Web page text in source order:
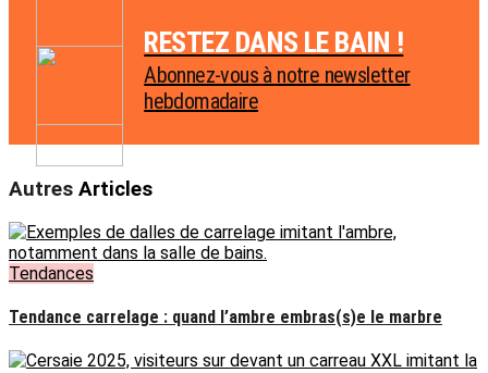
RESTEZ DANS LE BAIN !
Abonnez-vous à notre newsletter
hebdomadaire
Autres Articles
Tendances
Tendance carrelage : quand l’ambre embras(s)e le marbre